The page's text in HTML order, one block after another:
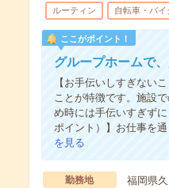
ルーティン 自転車・バイ
ここがポイント！
グループホームで
【お手伝いしすぎない
ことが特徴です。施設
め時には手伝いすぎず
ポイント）】お仕事を
を見る
勤務地
福岡県